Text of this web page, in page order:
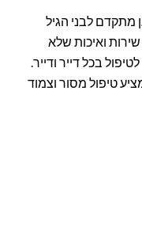
מתקדם לבני הגיל
ואיכות שלא
בכל דייר ודייר.
טיפול מסור וצמוד